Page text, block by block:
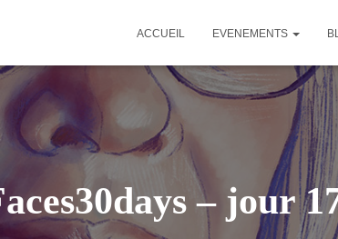
ACCUEIL EVENEMENTS
– jour